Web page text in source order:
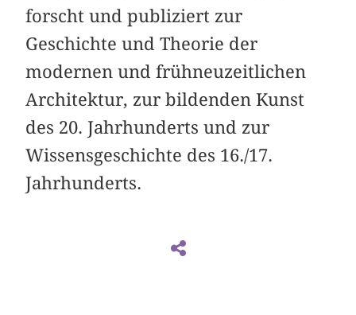
forscht und publiziert zur
Geschichte und Theorie der
modernen und frühneuzeitlichen
Architektur, zur bildenden Kunst
des 20. Jahrhunderts und zur
Wissensgeschichte des 16./17.
Jahrhunderts.